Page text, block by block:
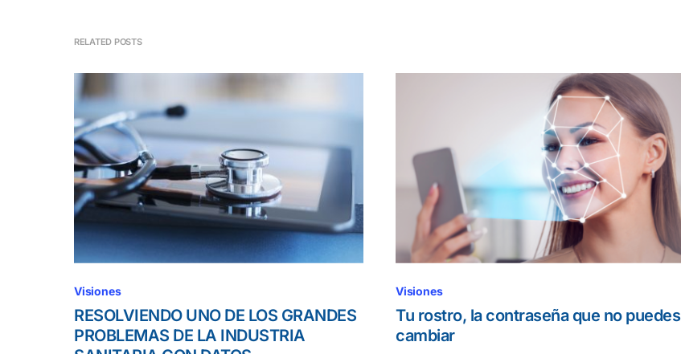
RELATED POSTS
Visiones
RESOLVIENDO UNO DE LOS GRANDES
PROBLEMAS DE LA INDUSTRIA
Visiones
Tu rostro, la contraseña que no puedes
cambiar